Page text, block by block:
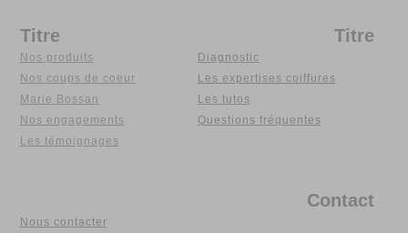
Titre
Nos produits
Nos coups de coeur
Marie Bossan
Nos engagements
Les témoignages
Titre
Diagnostic
Les expertises coiffures
Les tutos
Questions fréquentes
Contact
Nous contacter